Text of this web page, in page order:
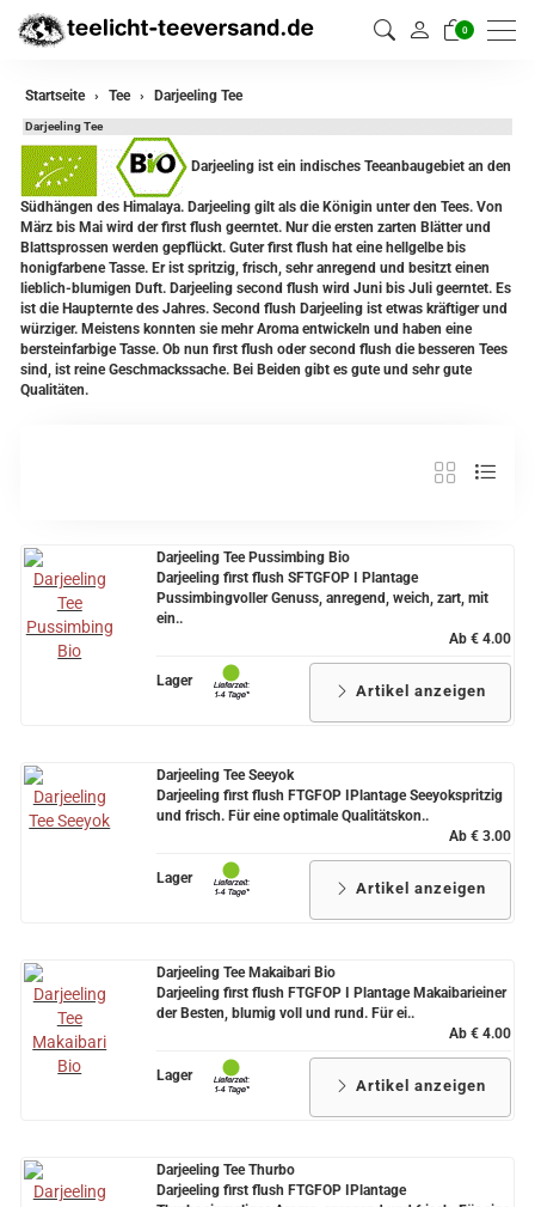
0
zurück
Darjeeling Tee
Assam Tee
Ceylon Tee
Sikkim Tee
China Tee
Oolong
Grüntee aus Ceylon, Darjeeling,
Formosa...
Teemischungen
Verschiedene Anbaugebiete
Yogi - und Beuteltee
Aromatisierter Schwarztee
Startseite Tee Darjeeling Tee
Darjeeling Tee
Darjeeling ist ein indisches Teeanbaugebiet an den
Südhängen des Himalaya. Darjeeling gilt als die Königin unter den Tees. Von
März bis Mai wird der first flush geerntet. Nur die ersten zarten Blätter und
Blattsprossen werden gepflückt. Guter first flush hat eine hellgelbe bis
honigfarbene Tasse. Er ist spritzig, frisch, sehr anregend und besitzt einen
lieblich-blumigen Duft. Darjeeling second flush wird Juni bis Juli geerntet. Es
ist die Haupternte des Jahres. Second flush Darjeeling ist etwas kräftiger und
würziger. Meistens konnten sie mehr Aroma entwickeln und haben eine
bersteinfarbige Tasse. Ob nun first flush oder second flush die besseren Tees
sind, ist reine Geschmackssache. Bei Beiden gibt es gute und sehr gute
Qualitäten.
Darjeeling Tee Pussimbing Bio
Darjeeling first flush SFTGFOP I Plantage
Pussimbingvoller Genuss, anregend, weich, zart, mit
ein..
Ab € 4.00
Lager
Artikel anzeigen
Darjeeling Tee Seeyok
Darjeeling first flush FTGFOP IPlantage Seeyokspritzig
und frisch. Für eine optimale Qualitätskon..
Ab € 3.00
Lager
Artikel anzeigen
Darjeeling Tee Makaibari Bio
Darjeeling first flush FTGFOP I Plantage Makaibarieiner
der Besten, blumig voll und rund. Für ei..
Ab € 4.00
Lager
Artikel anzeigen
Darjeeling Tee Thurbo
Darjeeling first flush FTGFOP IPlantage